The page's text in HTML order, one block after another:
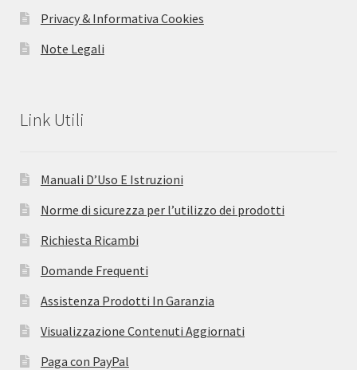
Privacy & Informativa Cookies
Note Legali
Link Utili
Manuali D’Uso E Istruzioni
Norme di sicurezza per l’utilizzo dei prodotti
Richiesta Ricambi
Domande Frequenti
Assistenza Prodotti In Garanzia
Visualizzazione Contenuti Aggiornati
Paga con PayPal